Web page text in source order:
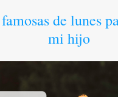
de lunes
mi hijo